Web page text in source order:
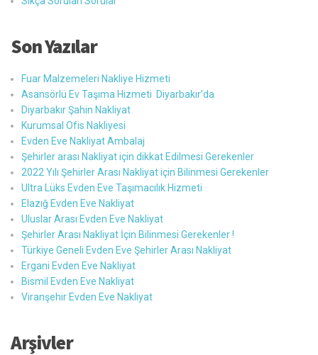
Son Yazılar
Fuar Malzemeleri Nakliye Hizmeti
Asansörlü Ev Taşıma Hizmeti Diyarbakır’da
Diyarbakır Şahin Nakliyat
Kurumsal Ofis Nakliyesi
Evden Eve Nakliyat Ambalaj
Şehirler arası Nakliyat için dikkat Edilmesi Gerekenler
2022 Yılı Şehirler Arası Nakliyat için Bilinmesi Gerekenler
Ultra Lüks Evden Eve Taşımacılık Hizmeti
Elazığ Evden Eve Nakliyat
Uluslar Arası Evden Eve Nakliyat
Şehirler Arası Nakliyat İçin Bilinmesi Gerekenler !
Türkiye Geneli Evden Eve Şehirler Arası Nakliyat
Ergani Evden Eve Nakliyat
Bismil Evden Eve Nakliyat
Viranşehir Evden Eve Nakliyat
Arşivler